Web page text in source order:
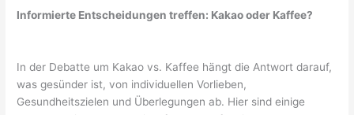
Informierte Entscheidungen treffen: Kakao oder Kaffee?
In der Debatte um Kakao vs. Kaffee hängt die Antwort darauf,
was gesünder ist, von individuellen Vorlieben,
Gesundheitszielen und Überlegungen ab. Hier sind einige